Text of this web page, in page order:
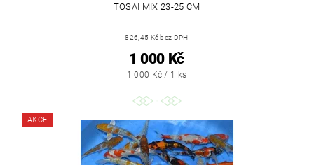
TOSAI MIX 23-25 CM
826,45 Kč bez DPH
1 000 Kč
1 000 Kč / 1 ks
AKCE